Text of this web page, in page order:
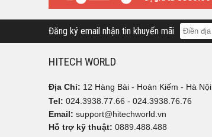
Đăng ký email nhận tin khuyến mãi
HITECH WORLD
Địa Chỉ: 12 Hàng Bài - Hoàn Kiếm - Hà Nội.
Tel: 024.3938.77.66 - 024.3938.76.76
Email: support@hitechworld.vn
Hỗ trợ kỹ thuật: 0889.488.488